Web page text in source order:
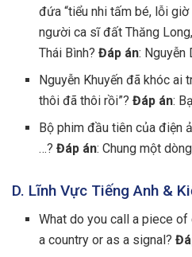
đứa “tiểu nhi tấm bé, lỗi
người ca sĩ đất Thăng
Thái Bình?Đáp án: Nguyễn
Nguyễn Khuyến đã khóc ai
thôi đã thôi rồi”?Đáp án:
Bộ phim đầu tiên của điện
…?Đáp án: Chung một
D. Lĩnh Vực Tiếng Anh &
What do you call a piece
a country or as a signal?